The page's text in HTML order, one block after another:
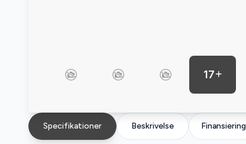
17
Specifikationer Beskrivelse Finansiering